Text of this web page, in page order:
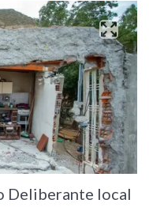
Deliberante local